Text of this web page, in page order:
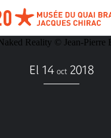
El 14 oct 2018